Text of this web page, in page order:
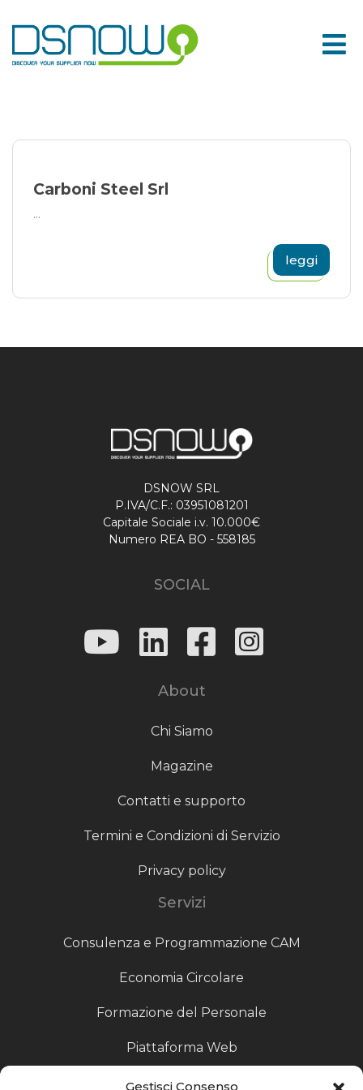
Gestisci Consenso
to
content
Carboni Steel Srl
...
leggi
DSNOW SRL
P.IVA/C.F.: 03951081201
Capitale Sociale i.v. 10.000€
Numero REA BO - 558185
SOCIAL
About
Chi Siamo
Magazine
Contatti e supporto
Termini e Condizioni di Servizio
Privacy policy
Servizi
Consulenza e Programmazione CAM
Economia Circolare
Formazione del Personale
Piattaforma Web
Scouting fornitori